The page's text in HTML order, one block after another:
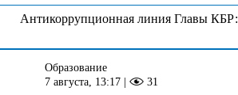
Антикоррупционная линия Главы КБР:
Образование
7 августа, 13:17 | 31